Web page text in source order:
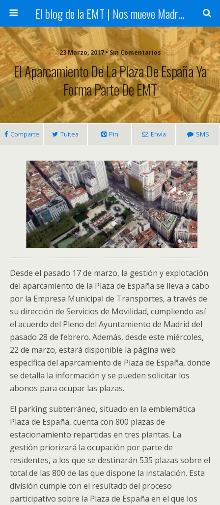
El blog de la EMT | Nos mueve Madrid
23 Marzo, 2017 • Sin Comentarios
El Aparcamiento De La Plaza De España Ya
Forma Parte De EMT
Comparte Tuitea Pin Envía SMS
Desde el pasado 17 de marzo, la gestión y explotación
del aparcamiento de la Plaza de España se lleva a cabo
por la Empresa Municipal de Transportes, a través de
su dirección de Servicios de Movilidad, cumpliendo así
el acuerdo del Pleno del Ayuntamiento de Madrid del
pasado 28 de febrero. Además, desde este miércoles,
22 de marzo, estará disponible la página web
específica del aparcamiento de Plaza de España, donde
se detalla la información y se pueden solicitar los
abonos para ocupar las plazas.
El parking subterráneo, situado en la emblemática
Plaza de España, cuenta con 800 plazas de
estacionamiento repartidas en tres plantas. La
gestión priorizará la ocupación por parte de
residentes, a los que se destinarán 535 plazas sobre el
total de las 800 de las que dispone la instalación. Esta
división cumple con el resultado del proceso
participativo sobre la Plaza de España en el que los